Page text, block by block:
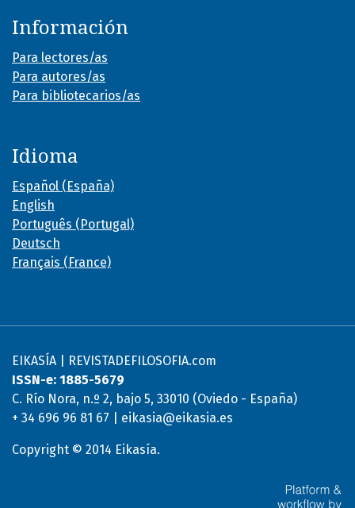
Información
Para lectores/as
Para autores/as
Para bibliotecarios/as
Idioma
Español (España)
English
Português (Portugal)
Deutsch
Français (France)
EIKASÍA | REVISTADEFILOSOFIA.com
ISSN-e: 1885-5679
C. Río Nora, n.º 2, bajo 5, 33010 (Oviedo - España)
+ 34 696 96 81 67 | eikasia@eikasia.es
Copyright © 2014 Eikasía.